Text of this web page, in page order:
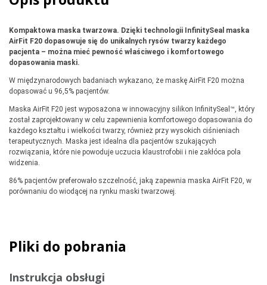
Kompaktowa maska twarzowa. Dzięki technologii InfinitySeal maska
AirFit F20 dopasowuje się do unikalnych rysów twarzy każdego
pacjenta – można mieć pewność właściwego i komfortowego
dopasowania maski.
W międzynarodowych badaniach wykazano, że maskę AirFit F20 można
dopasować u 96,5% pacjentów.
Maska AirFit F20 jest wyposażona w innowacyjny silikon InfinitySeal™, który
został zaprojektowany w celu zapewnienia komfortowego dopasowania do
każdego kształtu i wielkości twarzy, również przy wysokich ciśnieniach
terapeutycznych. Maska jest idealna dla pacjentów szukających
rozwiązania, które nie powoduje uczucia klaustrofobii i nie zakłóca pola
widzenia.
86% pacjentów preferowało szczelność, jaką zapewnia maska AirFit F20, w
porównaniu do wiodącej na rynku maski twarzowej.
Pliki do pobrania
Instrukcja obsługi